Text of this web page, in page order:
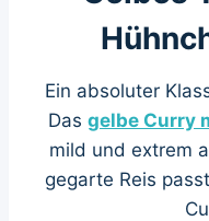
Ein absoluter
Das gelbe Curry
mild und extrem
gegarte Reis